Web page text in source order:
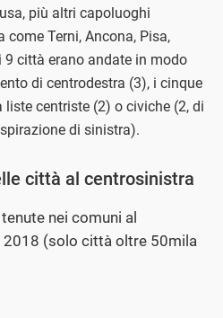
più altri capoluoghi
Terni, Ancona, Pisa,
9 città erano andate in modo
di centrodestra (3), i cinque
centriste (2) o civiche (2, di
di sinistra).
città al centrosinistra
nei comuni al
(solo città oltre 50mila